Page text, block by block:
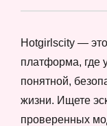
Hotgirlscity —
платформа, где
понятной,
жизни. Ищете
проверенных